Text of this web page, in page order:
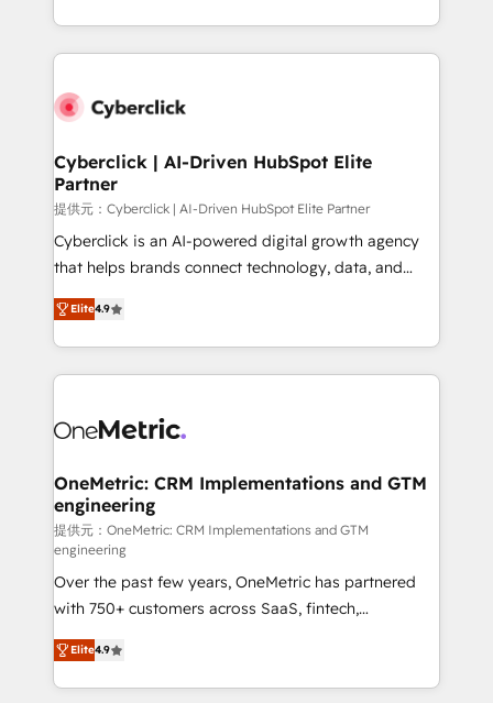
America. From casual user to super fan: make
Canada, we’ve delivered thousands of successful
HubSpot projects for mid-market and enterprise
combine HubSpot, data, and AI to design connected
and technology for predictable, scalable revenue
growth. Our expertise spans RevOps, CRM and data
architecture, AI enablement, and strategic marketing,
delivered through our proprietary FLAIR framework
for responsible AI adoption. As a HubSpot Elite
we blend strategy, creativity, and technology to help
organisations scale smarter and grow stronger.
Cyberclick | AI-Driven HubSpot Elite
Partner
提供元：Cyberclick | AI-Driven HubSpot Elite Partner
Cyberclick is an AI-powered digital growth agency
that helps brands connect technology, data, and
creativity to achieve measurable results. Founded in
Barcelona and operating across Spain, LATAM, and
the UK, we support global companies in building
smarter marketing, sales, and customer success
Iberia (Spain & Portugal), we combine human insight
growth. Our multidisciplinary team designs solutions
that simplify complexity, boost performance, and
turn innovation into real impact. 🌍 Highlights •
HubSpot Partner since 2012 • 2022 EMEA Impact
Award: Best Integration • 150+ successful HubSpot
projects • Clients in 30+ industries • Proprietary
technology for integrations • Multilingual team:
English, Spanish, Portuguese & Italian 👉 Grow
smarter with AI and HubSpot.
Elite4.9
OneMetric: CRM Implementations and GTM
engineering
提供元：OneMetric: CRM Implementations and GTM
engineering
Over the past few years, OneMetric has partnered
with 750+ customers across SaaS, fintech,
healthcare, real estate, and other industries. With
150+ HubSpot-certified experts, we deliver scalable
solutions to complex GTM and RevOps challenges.
Elite4.9